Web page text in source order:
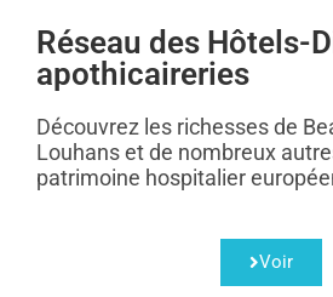
Réseau des Hôtels-
apothicaireries
Découvrez les richesses de
Louhans et de nombreux
patrimoine hospitalier
Voir